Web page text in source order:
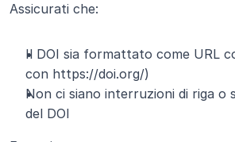
Assicurati che:
Il DOI sia formattato come URL
con https://doi.org/)
Non ci siano interruzioni di riga o
del DOI